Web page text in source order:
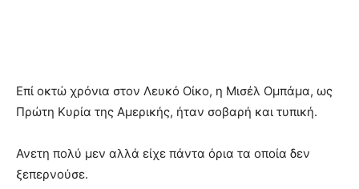
Επί οκτώ χρόνια στον Λευκό Οίκο, η Μισέλ Ομπάμα, ως
Πρώτη Κυρία της Αμερικής, ήταν σοβαρή και τυπική.
Ανετη πολύ μεν αλλά είχε πάντα όρια τα οποία δεν
ξεπερνούσε.